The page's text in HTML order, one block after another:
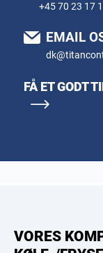
+45 70 23 17
EMAIL
FÅ ET GODT
VORES